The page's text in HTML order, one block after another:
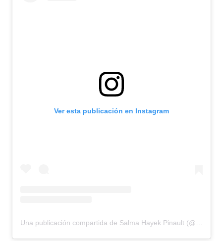
Ver esta publicación en Instagram
Una publicación compartida de Salma Hayek Pinault (@salmahayek)